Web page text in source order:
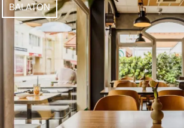
BALATON